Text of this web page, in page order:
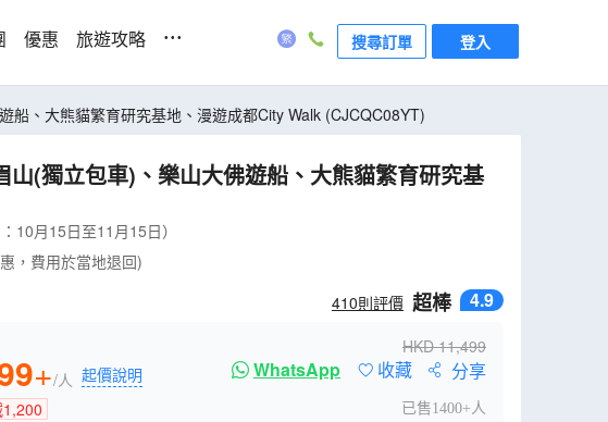
優惠 旅遊攻略 ... 搜尋訂單 登入
、大熊貓繁育研究基地、漫遊成都City Walk (CJCQC08YT)
(獨立包車)、樂山大佛遊船、大熊貓繁育研究基
10月15日至11月15日）
，費用於當地退回)
410則評價 超棒 4.9
HKD11,499
+/人 起價說明
1,200
WhatsApp 收藏 分享
已售1400+人